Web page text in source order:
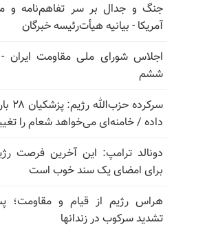
جنگ و جدال بر سر تفاهم‌نامه و
آمریکا - بیانیه هیأت‌رئیسه خبرگان
اجلاس شورای ملی مقاومت
ششم
داده / خامنه‌ای می‌خواهد شعام را
دونالد ترامپ: این آخرین فرصت
برای امضای یک سند خوب است
هراس رژیم از قیام و مقاومت؛
تشدید سرکوب در زندانها